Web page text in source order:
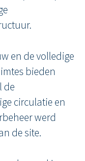
en de volledige
bieden
de
circulatie en
werd
de site.